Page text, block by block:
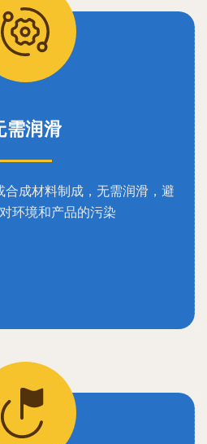
需润滑
合成材料制成，无需润滑，避
环境和产品的污染